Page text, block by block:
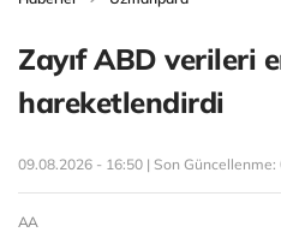
Zayıf ABD verileri
hareketlendirdi
09.08.2026 - 16:50 | Son Güncellenme:
AA